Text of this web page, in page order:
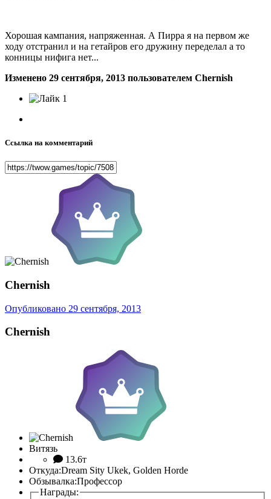
Хорошая кампания, напряженная. А Пирра я на первом же
ходу отстранил и на гетайров его дружину переделал а то
конницы нифига нет...
Изменено 29 сентября, 2013 пользователем Chernish
1
Ссылка на комментарий
Chernish
Опубликовано 29 сентября, 2013
Chernish
Витязь
13.6т
Откуда:Dream Sity Ukek, Golden Horde
Обзывалка:Профессор
Награды: